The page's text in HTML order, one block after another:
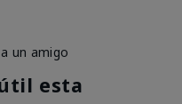
un amigo
esta